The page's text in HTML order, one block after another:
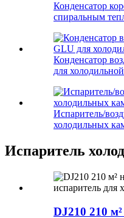
Конденсатор
спиральным
Конденсатор
для
Испаритель/
холодильных
Испаритель
DJ210 210